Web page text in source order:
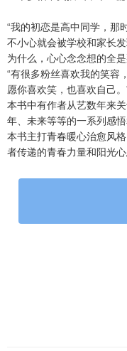
“我的初恋是高中同学，那
不小心就会被学校和家长
为什么，心心念念想的全
“有很多粉丝喜欢我的笑容
愿你喜欢笑，也喜欢自己。
本书中有作者从艺数年来
年、未来等等的一系列感悟
本书主打青春暖心治愈风
者传递的青春力量和阳光心